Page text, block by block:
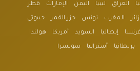
العراق ليبيا اليمن الإمارات قطر
المغرب تونس جزر القمر جيبوتي
فرنسا إيطاليا السويد أمريكا هولندا
بريطانيا أستراليا سويسرا